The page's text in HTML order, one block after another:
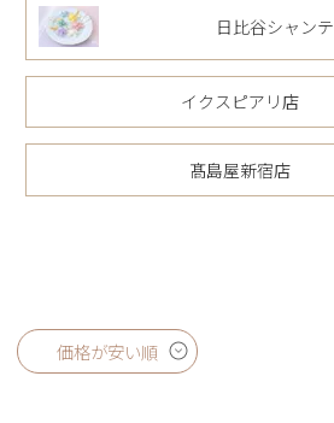
日比谷シャンテ
イクスピアリ店
髙島屋新宿店
価格が安い順